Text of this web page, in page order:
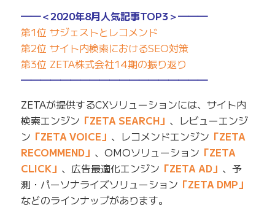
━━＜2020年8月人気記事TOP3＞━━━
第1位 サジェストとレコメンド
第2位 サイト内検索におけるSEO対策
第3位 ZETA株式会社14期の振り返り
━━━━━━━━━━━━━━━━━━━
ZETAが提供するCXソリューションには、サイト内
検索エンジン 「ZETA SEARCH」 、レビューエンジ
ン 「ZETA VOICE」 、レコメンドエンジン 「ZETA
RECOMMEND」 、OMOソリューション 「ZETA
CLICK」 、広告最適化エンジン 「ZETA AD」 、予
測・パーソナライズソリューション 「ZETA DMP」
などのラインナップがあります。